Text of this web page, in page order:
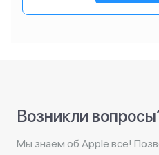
Возникли
Мы знаем об Apple все!